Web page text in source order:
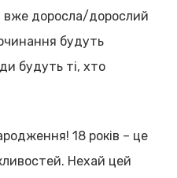
вже доросла/дорослий
будуть
будуть ті, хто
18 років – це
Нехай цей